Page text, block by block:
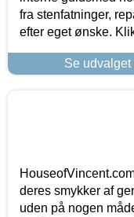
fra stenfatninger,
efter eget ønske.
Se
deres smykker af
uden på nogen